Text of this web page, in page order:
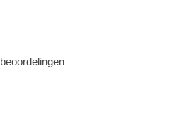
beoordelingen